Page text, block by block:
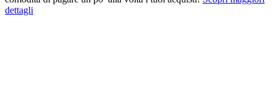
dettagli